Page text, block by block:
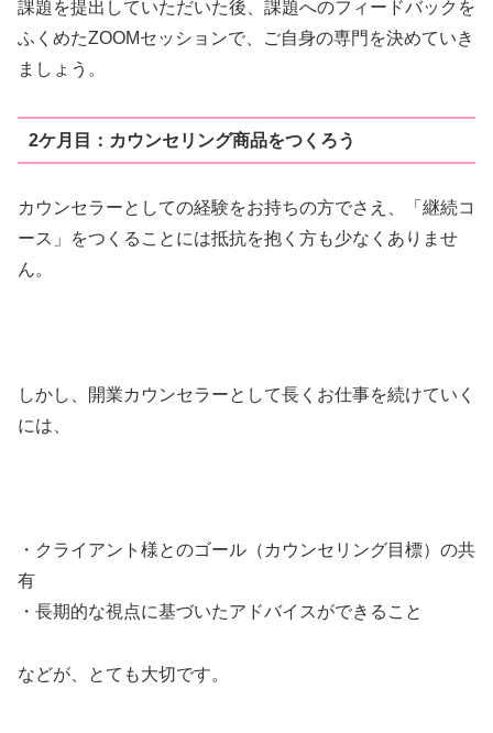
課題を提出していただいた後、課題へのフィードバックを
ふくめたZOOMセッションで、ご自身の専門を決めていき
ましょう。
2ケ月目：カウンセリング商品をつくろう
カウンセラーとしての経験をお持ちの方でさえ、「継続コ
ース」をつくることには抵抗を抱く方も少なくありませ
ん。
しかし、開業カウンセラーとして長くお仕事を続けていく
には、
・クライアント様とのゴール（カウンセリング目標）の共
有
・長期的な視点に基づいたアドバイスができること
などが、とても大切です。